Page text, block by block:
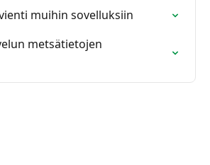
muihin sovelluksiin
metsätietojen